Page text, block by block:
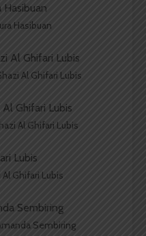
Hasibuan
Al Ghifari Lubis
Al Ghifari Lubis
Ghifari Lubis
Sembiring